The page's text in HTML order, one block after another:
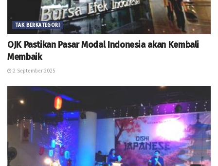
TAK BERKATEGORI
OJK Pastikan Pasar Modal Indonesia akan Kembali
Membaik
2 September 2025